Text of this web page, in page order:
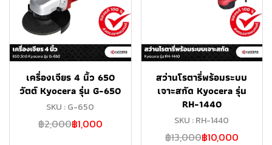
เครื่องเจียร 4 นิ้ว 650
วัตต์ Kyocera รุ่น G-650
SKU : G-650
฿2,000฿1,000
สว่านโรตารี่พร้อมระบบ
เจาะสกัด Kyocera รุ่น
RH-1440
SKU : RH-1440
฿13,000฿10,000